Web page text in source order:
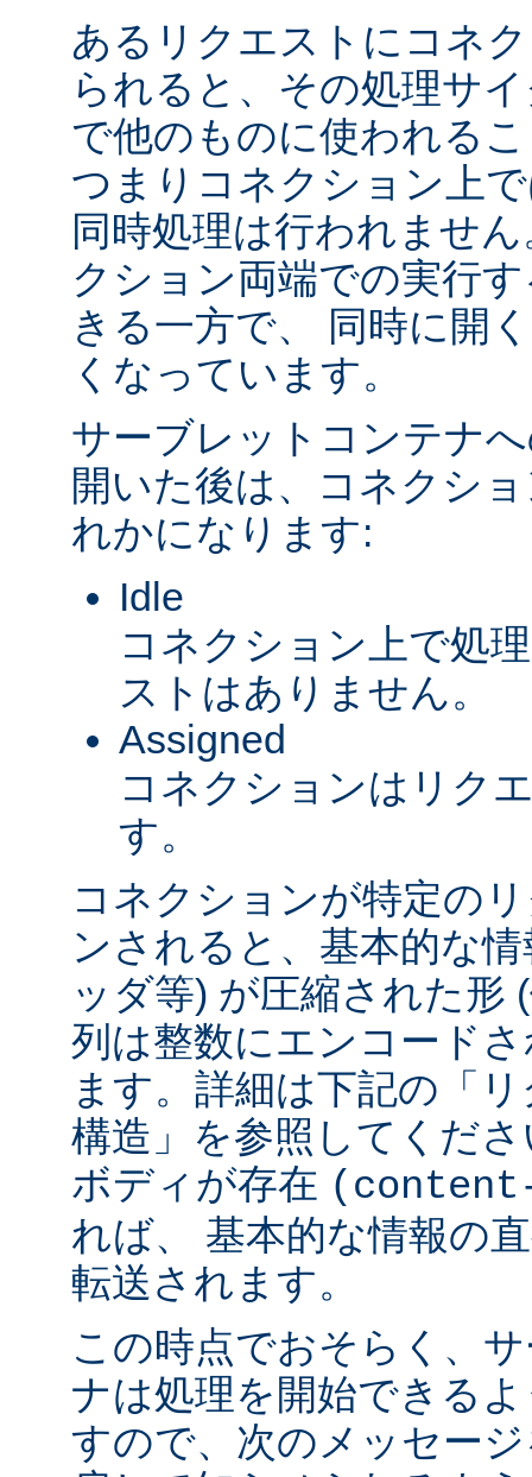
あるリクエストにコネ
られると、その処理サ
で他のものに使われる
つまりコネクション上
同時処理は行われませ
クション両端での実行
きる一方で、 同時に開
くなっています。
サーブレットコンテナ
開いた後は、コネクシ
れかになります:
Idle
コネクション上で処
ストはありません。
Assigned
コネクションはリク
す。
コネクションが特定の
ンされると、基本的な
ッダ等) が圧縮された形
列は整数にエンコード
ます。詳細は下記の「
構造」を参照してくだ
ボディが存在
れば、 基本的な情報の
転送されます。
この時点でおそらく、
ナは処理を開始できる
すので、次のメッセー